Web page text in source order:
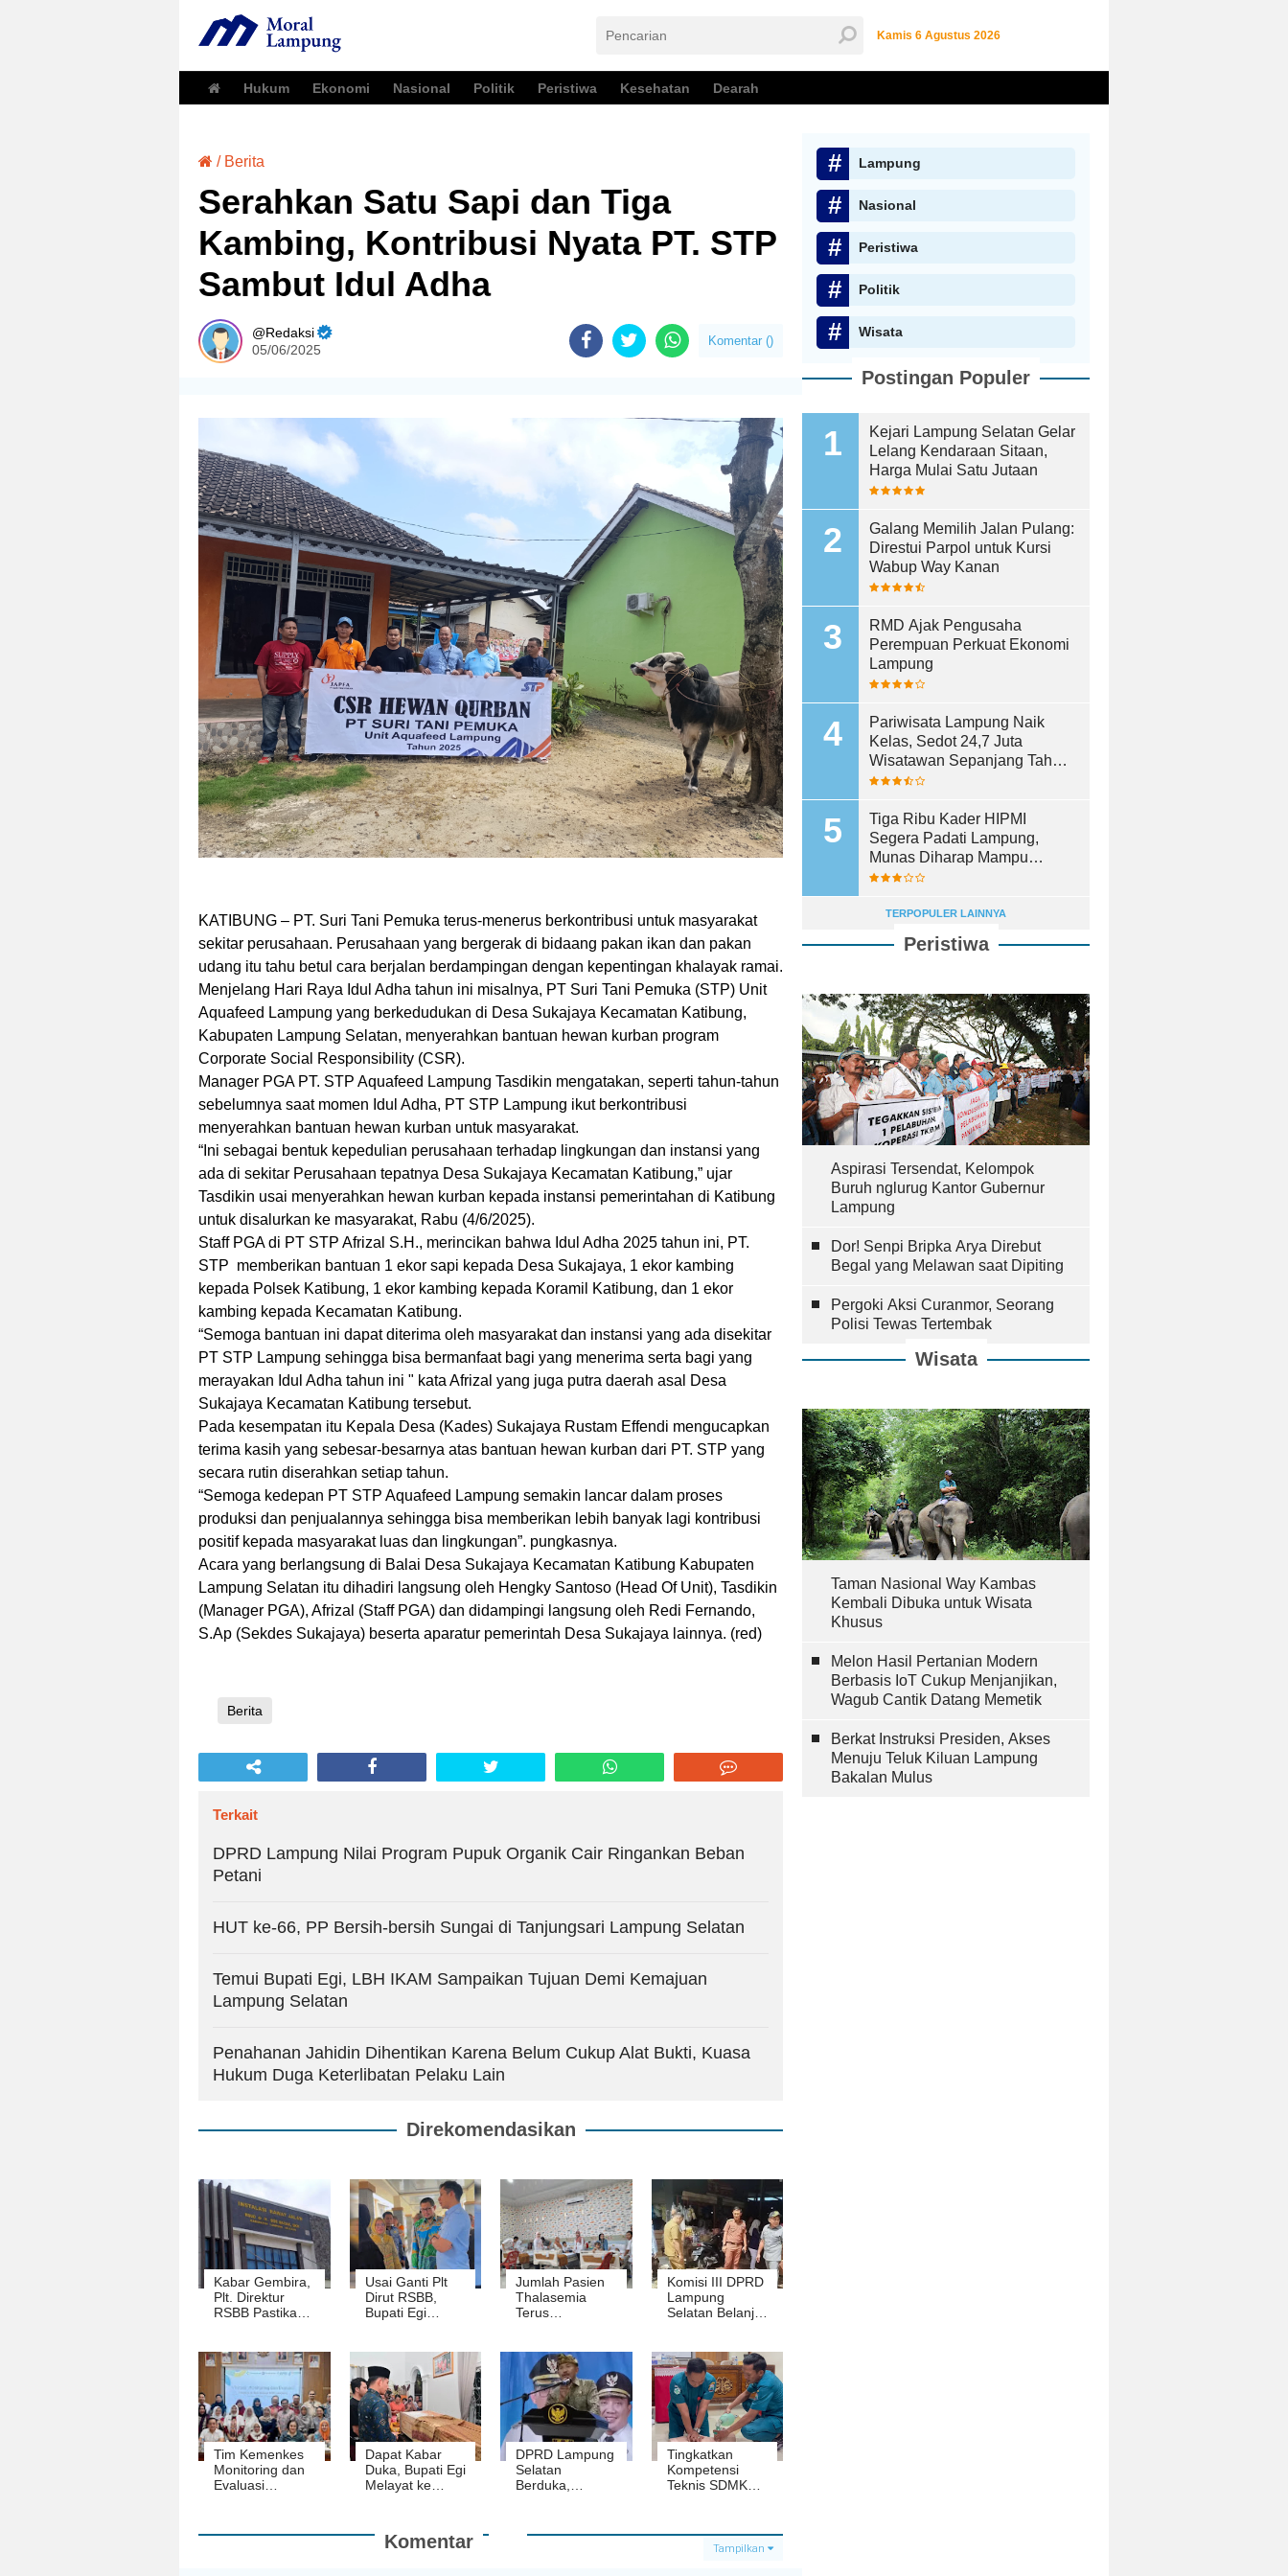
Kamis 6 Agustus 2026
Hukum Ekonomi Nasional Politik Peristiwa Kesehatan Dearah
/ Berita
Serahkan Satu Sapi dan Tiga
Kambing, Kontribusi Nyata PT. STP
Sambut Idul Adha
Redaksi
05/06/2025
Komentar ()
KATIBUNG – PT. Suri Tani Pemuka terus-menerus berkontribusi untuk masyarakat
sekitar perusahaan. Perusahaan yang bergerak di bidaang pakan ikan dan pakan
udang itu tahu betul cara berjalan berdampingan dengan kepentingan khalayak ramai.
Menjelang Hari Raya Idul Adha tahun ini misalnya, PT Suri Tani Pemuka (STP) Unit
Aquafeed Lampung yang berkedudukan di Desa Sukajaya Kecamatan Katibung,
Kabupaten Lampung Selatan, menyerahkan bantuan hewan kurban program
Corporate Social Responsibility (CSR).
Manager PGA PT. STP Aquafeed Lampung Tasdikin mengatakan, seperti tahun-tahun
sebelumnya saat momen Idul Adha, PT STP Lampung ikut berkontribusi
menyerahkan bantuan hewan kurban untuk masyarakat.
“Ini sebagai bentuk kepedulian perusahaan terhadap lingkungan dan instansi yang
ada di sekitar Perusahaan tepatnya Desa Sukajaya Kecamatan Katibung,” ujar
Tasdikin usai menyerahkan hewan kurban kepada instansi pemerintahan di Katibung
untuk disalurkan ke masyarakat, Rabu (4/6/2025).
Staff PGA di PT STP Afrizal S.H., merincikan bahwa Idul Adha 2025 tahun ini, PT.
STP memberikan bantuan 1 ekor sapi kepada Desa Sukajaya, 1 ekor kambing
kepada Polsek Katibung, 1 ekor kambing kepada Koramil Katibung, dan 1 ekor
kambing kepada Kecamatan Katibung.
“Semoga bantuan ini dapat diterima oleh masyarakat dan instansi yang ada disekitar
PT STP Lampung sehingga bisa bermanfaat bagi yang menerima serta bagi yang
merayakan Idul Adha tahun ini " kata Afrizal yang juga putra daerah asal Desa
Sukajaya Kecamatan Katibung tersebut.
Pada kesempatan itu Kepala Desa (Kades) Sukajaya Rustam Effendi mengucapkan
terima kasih yang sebesar-besarnya atas bantuan hewan kurban dari PT. STP yang
secara rutin diserahkan setiap tahun.
“Semoga kedepan PT STP Aquafeed Lampung semakin lancar dalam proses
produksi dan penjualannya sehingga bisa memberikan lebih banyak lagi kontribusi
positif kepada masyarakat luas dan lingkungan”. pungkasnya.
Acara yang berlangsung di Balai Desa Sukajaya Kecamatan Katibung Kabupaten
Lampung Selatan itu dihadiri langsung oleh Hengky Santoso (Head Of Unit), Tasdikin
(Manager PGA), Afrizal (Staff PGA) dan didampingi langsung oleh Redi Fernando,
S.Ap (Sekdes Sukajaya) beserta aparatur pemerintah Desa Sukajaya lainnya. (red)
Berita
Terkait
DPRD Lampung Nilai Program Pupuk Organik Cair Ringankan Beban
Petani
HUT ke-66, PP Bersih-bersih Sungai di Tanjungsari Lampung Selatan
Temui Bupati Egi, LBH IKAM Sampaikan Tujuan Demi Kemajuan
Lampung Selatan
Penahanan Jahidin Dihentikan Karena Belum Cukup Alat Bukti, Kuasa
Hukum Duga Keterlibatan Pelaku Lain
Direkomendasikan
Kabar Gembira,
Plt. Direktur
RSBB Pastikan
Usai Ganti Plt
Dirut RSBB,
Bupati Egi
Jumlah Pasien
Thalasemia
Terus
Permentasi
Talas Boba
Komisi III DPRD
Lampung
Selatan Belanja
Sidomulyo yang
Sepi
Pengunjung
Tim Kemenkes
Monitoring dan
Evaluasi
Dapat Kabar
Duka, Bupati Egi
Melayat ke
Lampung
Selatan Made
DPRD Lampung
Selatan
Berduka,
Sukintre Tutup
Tingkatkan
Kompetensi
Teknis SDMK
BHD
Komentar Tampilkan
Lampung
Nasional
Peristiwa
Politik
Wisata
Postingan Populer
Kejari Lampung Selatan Gelar
Lelang Kendaraan Sitaan,
Harga Mulai Satu Jutaan
Galang Memilih Jalan Pulang:
Direstui Parpol untuk Kursi
Wabup Way Kanan
RMD Ajak Pengusaha
Perempuan Perkuat Ekonomi
Lampung
Pariwisata Lampung Naik
Kelas, Sedot 24,7 Juta
Wisatawan Sepanjang Tahun
2025
Tiga Ribu Kader HIPMI
Segera Padati Lampung,
Munas Diharap Mampu
Lahirkan Pemimpin Terbaik
TERPOPULER LAINNYA
Peristiwa
Aspirasi Tersendat, Kelompok
Buruh nglurug Kantor Gubernur
Lampung
Dor! Senpi Bripka Arya Direbut
Begal yang Melawan saat Dipiting
Pergoki Aksi Curanmor, Seorang
Polisi Tewas Tertembak
Wisata
Taman Nasional Way Kambas
Kembali Dibuka untuk Wisata
Khusus
Melon Hasil Pertanian Modern
Berbasis IoT Cukup Menjanjikan,
Wagub Cantik Datang Memetik
Berkat Instruksi Presiden, Akses
Menuju Teluk Kiluan Lampung
Bakalan Mulus